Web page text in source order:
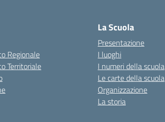
Regionale
Territoriale
La Scuola
Presentazione
I luoghi
I numeri della scuola
Le carte della scuola
Organizzazione
La storia